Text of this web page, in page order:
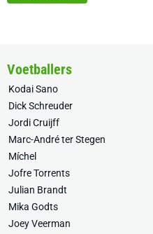
Voetballers
Kodai Sano
Dick Schreuder
Jordi Cruijff
Marc-André ter Stegen
Míchel
Jofre Torrents
Julian Brandt
Mika Godts
Joey Veerman